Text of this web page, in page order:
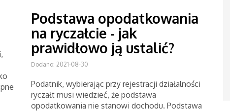
Podstawa opodatkowania
na ryczałcie - jak
prawidłowo ją ustalić?
Dodano: 2021-08-30
Podatnik, wybierając przy rejestracji działalności
ryczałt musi wiedzieć, że podstawa
opodatkowania nie stanowi dochodu. Podstawa